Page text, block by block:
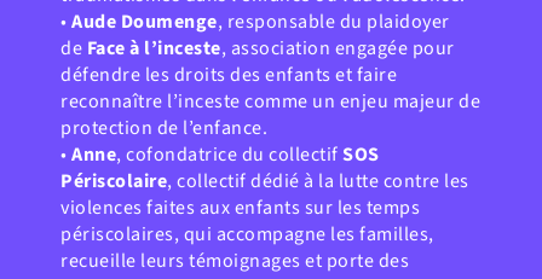
• Aude Doumenge, responsable du plaidoyer
de Face à l’inceste, association engagée pour
défendre les droits des enfants et faire
reconnaître l’inceste comme un enjeu majeur de
protection de l’enfance.
• Anne, cofondatrice du collectifSOS
Périscolaire, collectif dédié à la lutte contre les
violences faites aux enfants sur les temps
périscolaires, qui accompagne les familles,
recueille leurs témoignages et porte des